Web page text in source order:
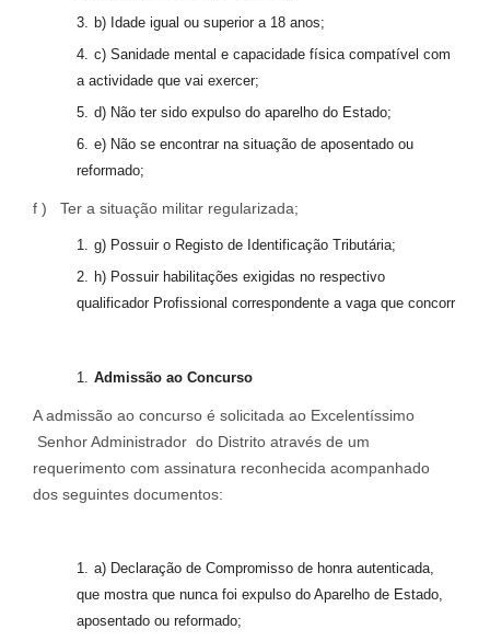
b) Idade igual ou superior a 18 anos;
c) Sanidade mental e capacidade física compatível com
a actividade que vai exercer;
d) Não ter sido expulso do aparelho do Estado;
e) Não se encontrar na situação de aposentado ou
reformado;
f ) Ter a situação militar regularizada;
g) Possuir o Registo de Identificação Tributária;
h) Possuir habilitações exigidas no respectivo
qualificador Profissional correspondente a vaga que concorr
Admissão ao Concurso
A admissão ao concurso é solicitada ao Excelentíssimo
Senhor Administrador do Distrito através de um
requerimento com assinatura reconhecida acompanhado
dos seguintes documentos:
a) Declaração de Compromisso de honra autenticada,
que mostra que nunca foi expulso do Aparelho de Estado,
aposentado ou reformado;